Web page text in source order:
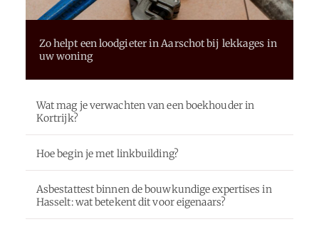
Zo helpt een loodgieter in Aarschot bij lekkages in
uw woning
Wat mag je verwachten van een boekhouder in
Kortrijk?
Hoe begin je met linkbuilding?
Asbestattest binnen de bouwkundige expertises in
Hasselt: wat betekent dit voor eigenaars?